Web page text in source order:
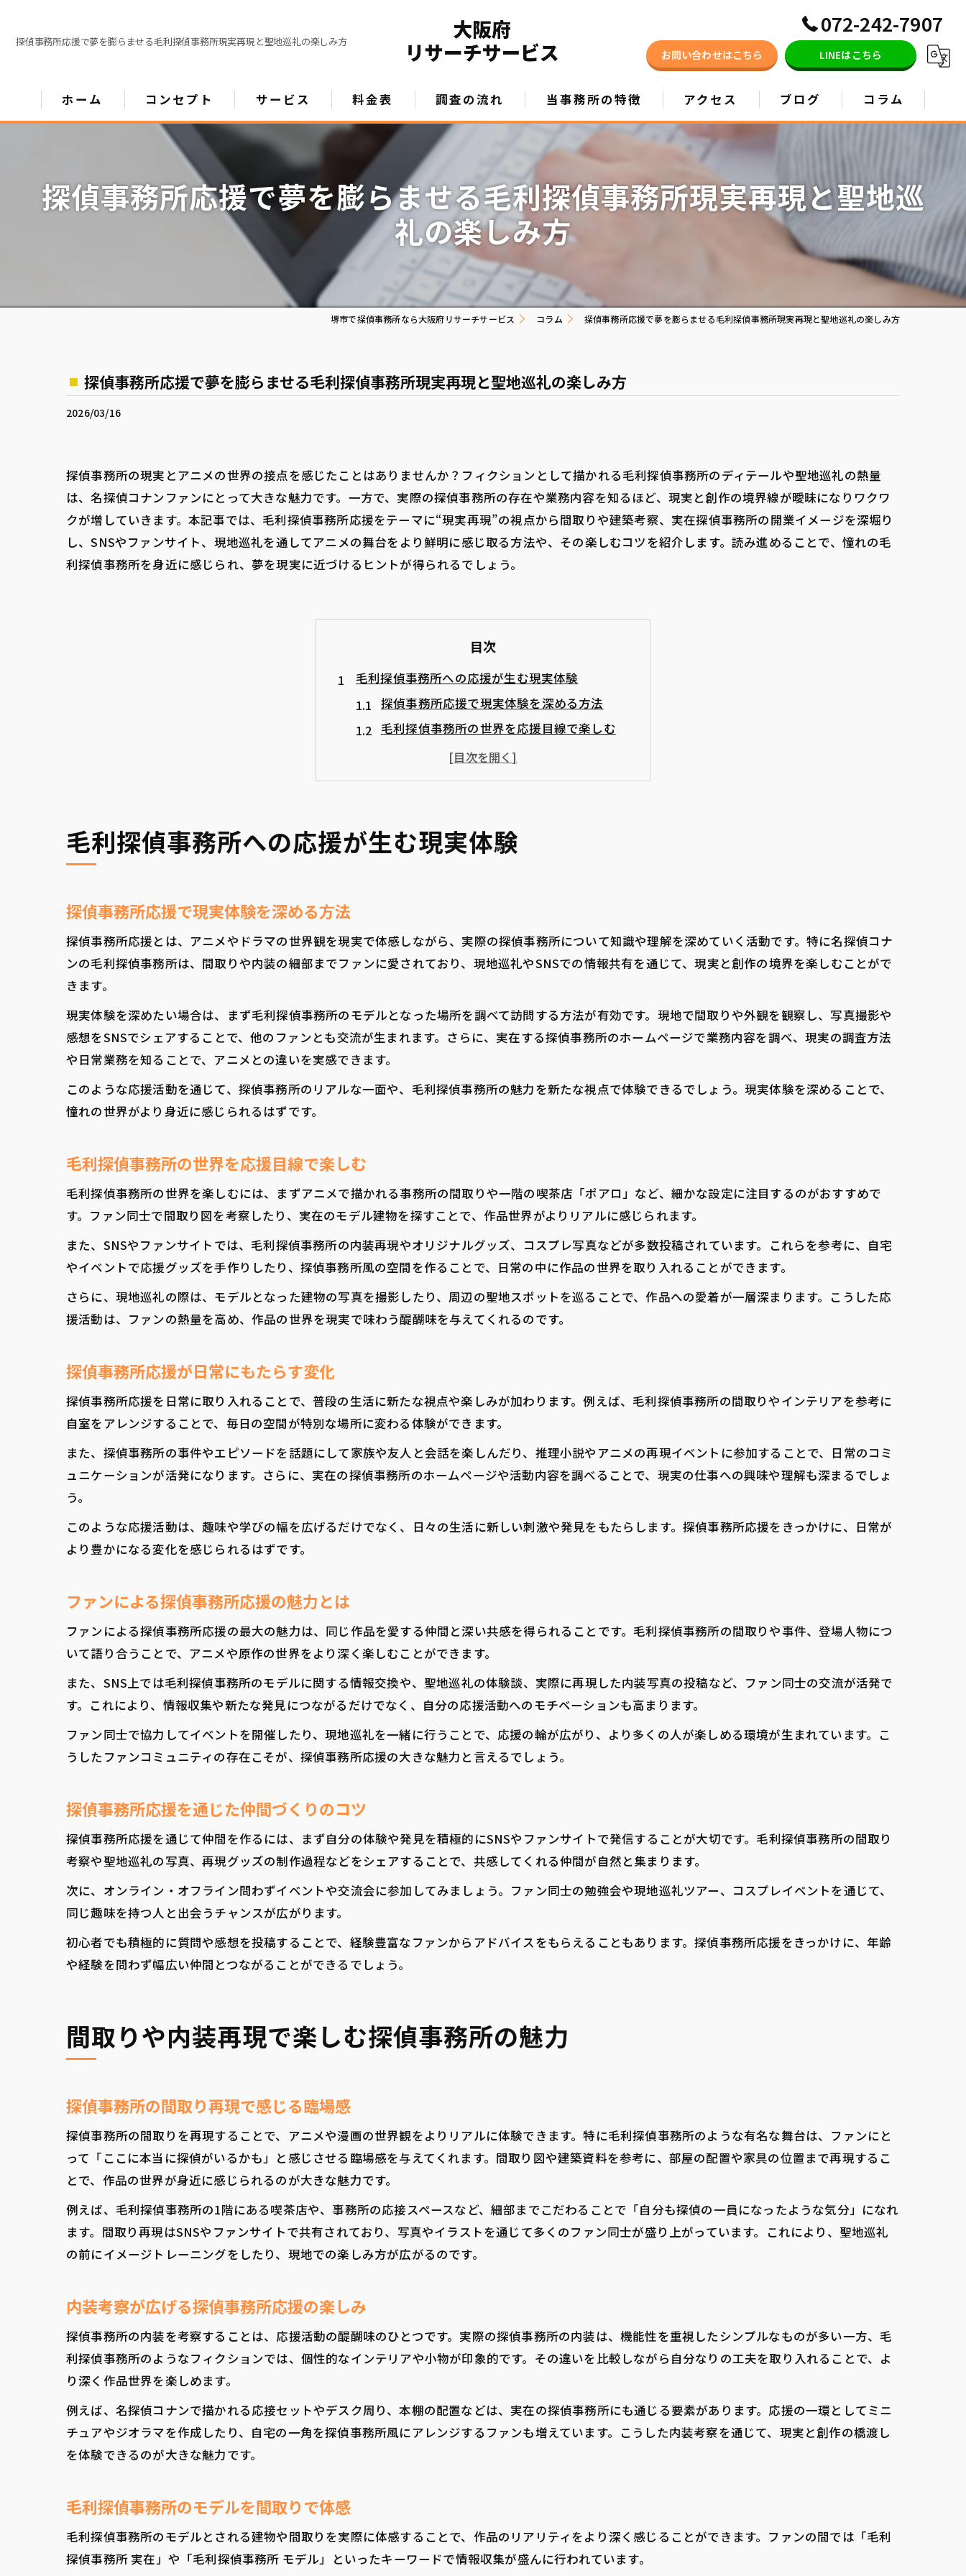
探偵事務所応援で夢を膨らませる毛利探偵事務所現実再現と聖地巡礼の楽しみ方
072-242-7907
お問い合わせはこちら LINEはこちら
ホーム コンセプト サービス 料金表 調査の流れ 当事務所の特徴
浮気調査
不倫調査
素行調査
データ調査
企業調査
アクセス ブログ コラム
探偵事務所応援で夢を膨らませる毛利探偵事務所現実再現と聖地巡
礼の楽しみ方
堺市で探偵事務所なら大阪府リサーチサービス コラム 探偵事務所応援で夢を膨らませる毛利探偵事務所現実再現と聖地巡礼の楽しみ方
探偵事務所応援で夢を膨らませる毛利探偵事務所現実再現と聖地巡礼の楽しみ方
2026/03/16
探偵事務所の現実とアニメの世界の接点を感じたことはありませんか？フィクションとして描かれる毛利探偵事務所のディテールや聖地巡礼の熱量
は、名探偵コナンファンにとって大きな魅力です。一方で、実際の探偵事務所の存在や業務内容を知るほど、現実と創作の境界線が曖昧になりワクワ
クが増していきます。本記事では、毛利探偵事務所応援をテーマに“現実再現”の視点から間取りや建築考察、実在探偵事務所の開業イメージを深堀り
し、SNSやファンサイト、現地巡礼を通してアニメの舞台をより鮮明に感じ取る方法や、その楽しむコツを紹介します。読み進めることで、憧れの毛
利探偵事務所を身近に感じられ、夢を現実に近づけるヒントが得られるでしょう。
目次
毛利探偵事務所への応援が生む現実体験
探偵事務所応援で現実体験を深める方法
毛利探偵事務所の世界を応援目線で楽しむ
探偵事務所応援が日常にもたらす変化
ファンによる探偵事務所応援の魅力とは
間取りや内装再現で楽しむ探偵事務所の魅力
探偵事務所の間取り再現で感じる臨場感
探偵事務所間取り研究で応援が深まる理由
毛利探偵事務所実在感を高める応援術
探偵事務所応援で現実との接点を強化する
応援活動で探偵事務所のリアリティを追求
探偵事務所応援が生むプロモーション例
探偵事務所応援×世界観創出のポイント
探偵事務所応援で見える実在との共通点
実在探偵事務所の業務と応援の重なり
内装や一階構造から考える応援の楽しみ方
探偵事務所の一階構造を応援で考察
内装を通じて探偵事務所応援を楽しむ方法
一階や内装再現で応援体験を充実させる
毛利探偵事務所への応援が生む現実体験
探偵事務所応援で現実体験を深める方法
探偵事務所応援とは、アニメやドラマの世界観を現実で体感しながら、実際の探偵事務所について知識や理解を深めていく活動です。特に名探偵コナ
ンの毛利探偵事務所は、間取りや内装の細部までファンに愛されており、現地巡礼やSNSでの情報共有を通じて、現実と創作の境界を楽しむことがで
きます。
現実体験を深めたい場合は、まず毛利探偵事務所のモデルとなった場所を調べて訪問する方法が有効です。現地で間取りや外観を観察し、写真撮影や
感想をSNSでシェアすることで、他のファンとも交流が生まれます。さらに、実在する探偵事務所のホームページで業務内容を調べ、現実の調査方法
や日常業務を知ることで、アニメとの違いを実感できます。
このような応援活動を通じて、探偵事務所のリアルな一面や、毛利探偵事務所の魅力を新たな視点で体験できるでしょう。現実体験を深めることで、
憧れの世界がより身近に感じられるはずです。
毛利探偵事務所の世界を応援目線で楽しむ
毛利探偵事務所の世界を楽しむには、まずアニメで描かれる事務所の間取りや一階の喫茶店「ポアロ」など、細かな設定に注目するのがおすすめで
す。ファン同士で間取り図を考察したり、実在のモデル建物を探すことで、作品世界がよりリアルに感じられます。
また、SNSやファンサイトでは、毛利探偵事務所の内装再現やオリジナルグッズ、コスプレ写真などが多数投稿されています。これらを参考に、自宅
やイベントで応援グッズを手作りしたり、探偵事務所風の空間を作ることで、日常の中に作品の世界を取り入れることができます。
さらに、現地巡礼の際は、モデルとなった建物の写真を撮影したり、周辺の聖地スポットを巡ることで、作品への愛着が一層深まります。こうした応
援活動は、ファンの熱量を高め、作品の世界を現実で味わう醍醐味を与えてくれるのです。
探偵事務所応援が日常にもたらす変化
探偵事務所応援を日常に取り入れることで、普段の生活に新たな視点や楽しみが加わります。例えば、毛利探偵事務所の間取りやインテリアを参考に
自室をアレンジすることで、毎日の空間が特別な場所に変わる体験ができます。
また、探偵事務所の事件やエピソードを話題にして家族や友人と会話を楽しんだり、推理小説やアニメの再現イベントに参加することで、日常のコミ
ュニケーションが活発になります。さらに、実在の探偵事務所のホームページや活動内容を調べることで、現実の仕事への興味や理解も深まるでしょ
う。
このような応援活動は、趣味や学びの幅を広げるだけでなく、日々の生活に新しい刺激や発見をもたらします。探偵事務所応援をきっかけに、日常が
より豊かになる変化を感じられるはずです。
ファンによる探偵事務所応援の魅力とは
ファンによる探偵事務所応援の最大の魅力は、同じ作品を愛する仲間と深い共感を得られることです。毛利探偵事務所の間取りや事件、登場人物につ
いて語り合うことで、アニメや原作の世界をより深く楽しむことができます。
また、SNS上では毛利探偵事務所のモデルに関する情報交換や、聖地巡礼の体験談、実際に再現した内装写真の投稿など、ファン同士の交流が活発で
す。これにより、情報収集や新たな発見につながるだけでなく、自分の応援活動へのモチベーションも高まります。
ファン同士で協力してイベントを開催したり、現地巡礼を一緒に行うことで、応援の輪が広がり、より多くの人が楽しめる環境が生まれています。こ
うしたファンコミュニティの存在こそが、探偵事務所応援の大きな魅力と言えるでしょう。
探偵事務所応援を通じた仲間づくりのコツ
探偵事務所応援を通じて仲間を作るには、まず自分の体験や発見を積極的にSNSやファンサイトで発信することが大切です。毛利探偵事務所の間取り
考察や聖地巡礼の写真、再現グッズの制作過程などをシェアすることで、共感してくれる仲間が自然と集まります。
次に、オンライン・オフライン問わずイベントや交流会に参加してみましょう。ファン同士の勉強会や現地巡礼ツアー、コスプレイベントを通じて、
同じ趣味を持つ人と出会うチャンスが広がります。
初心者でも積極的に質問や感想を投稿することで、経験豊富なファンからアドバイスをもらえることもあります。探偵事務所応援をきっかけに、年齢
や経験を問わず幅広い仲間とつながることができるでしょう。
間取りや内装再現で楽しむ探偵事務所の魅力
探偵事務所の間取り再現で感じる臨場感
探偵事務所の間取りを再現することで、アニメや漫画の世界観をよりリアルに体験できます。特に毛利探偵事務所のような有名な舞台は、ファンにと
って「ここに本当に探偵がいるかも」と感じさせる臨場感を与えてくれます。間取り図や建築資料を参考に、部屋の配置や家具の位置まで再現するこ
とで、作品の世界が身近に感じられるのが大きな魅力です。
例えば、毛利探偵事務所の1階にある喫茶店や、事務所の応接スペースなど、細部までこだわることで「自分も探偵の一員になったような気分」になれ
ます。間取り再現はSNSやファンサイトで共有されており、写真やイラストを通じて多くのファン同士が盛り上がっています。これにより、聖地巡礼
の前にイメージトレーニングをしたり、現地での楽しみ方が広がるのです。
内装考察が広げる探偵事務所応援の楽しみ
探偵事務所の内装を考察することは、応援活動の醍醐味のひとつです。実際の探偵事務所の内装は、機能性を重視したシンプルなものが多い一方、毛
利探偵事務所のようなフィクションでは、個性的なインテリアや小物が印象的です。その違いを比較しながら自分なりの工夫を取り入れることで、よ
り深く作品世界を楽しめます。
例えば、名探偵コナンで描かれる応接セットやデスク周り、本棚の配置などは、実在の探偵事務所にも通じる要素があります。応援の一環としてミニ
チュアやジオラマを作成したり、自宅の一角を探偵事務所風にアレンジするファンも増えています。こうした内装考察を通じて、現実と創作の橋渡し
を体験できるのが大きな魅力です。
毛利探偵事務所のモデルを間取りで体感
毛利探偵事務所のモデルとされる建物や間取りを実際に体感することで、作品のリアリティをより深く感じることができます。ファンの間では「毛利
探偵事務所 実在」や「毛利探偵事務所 モデル」といったキーワードで情報収集が盛んに行われています。